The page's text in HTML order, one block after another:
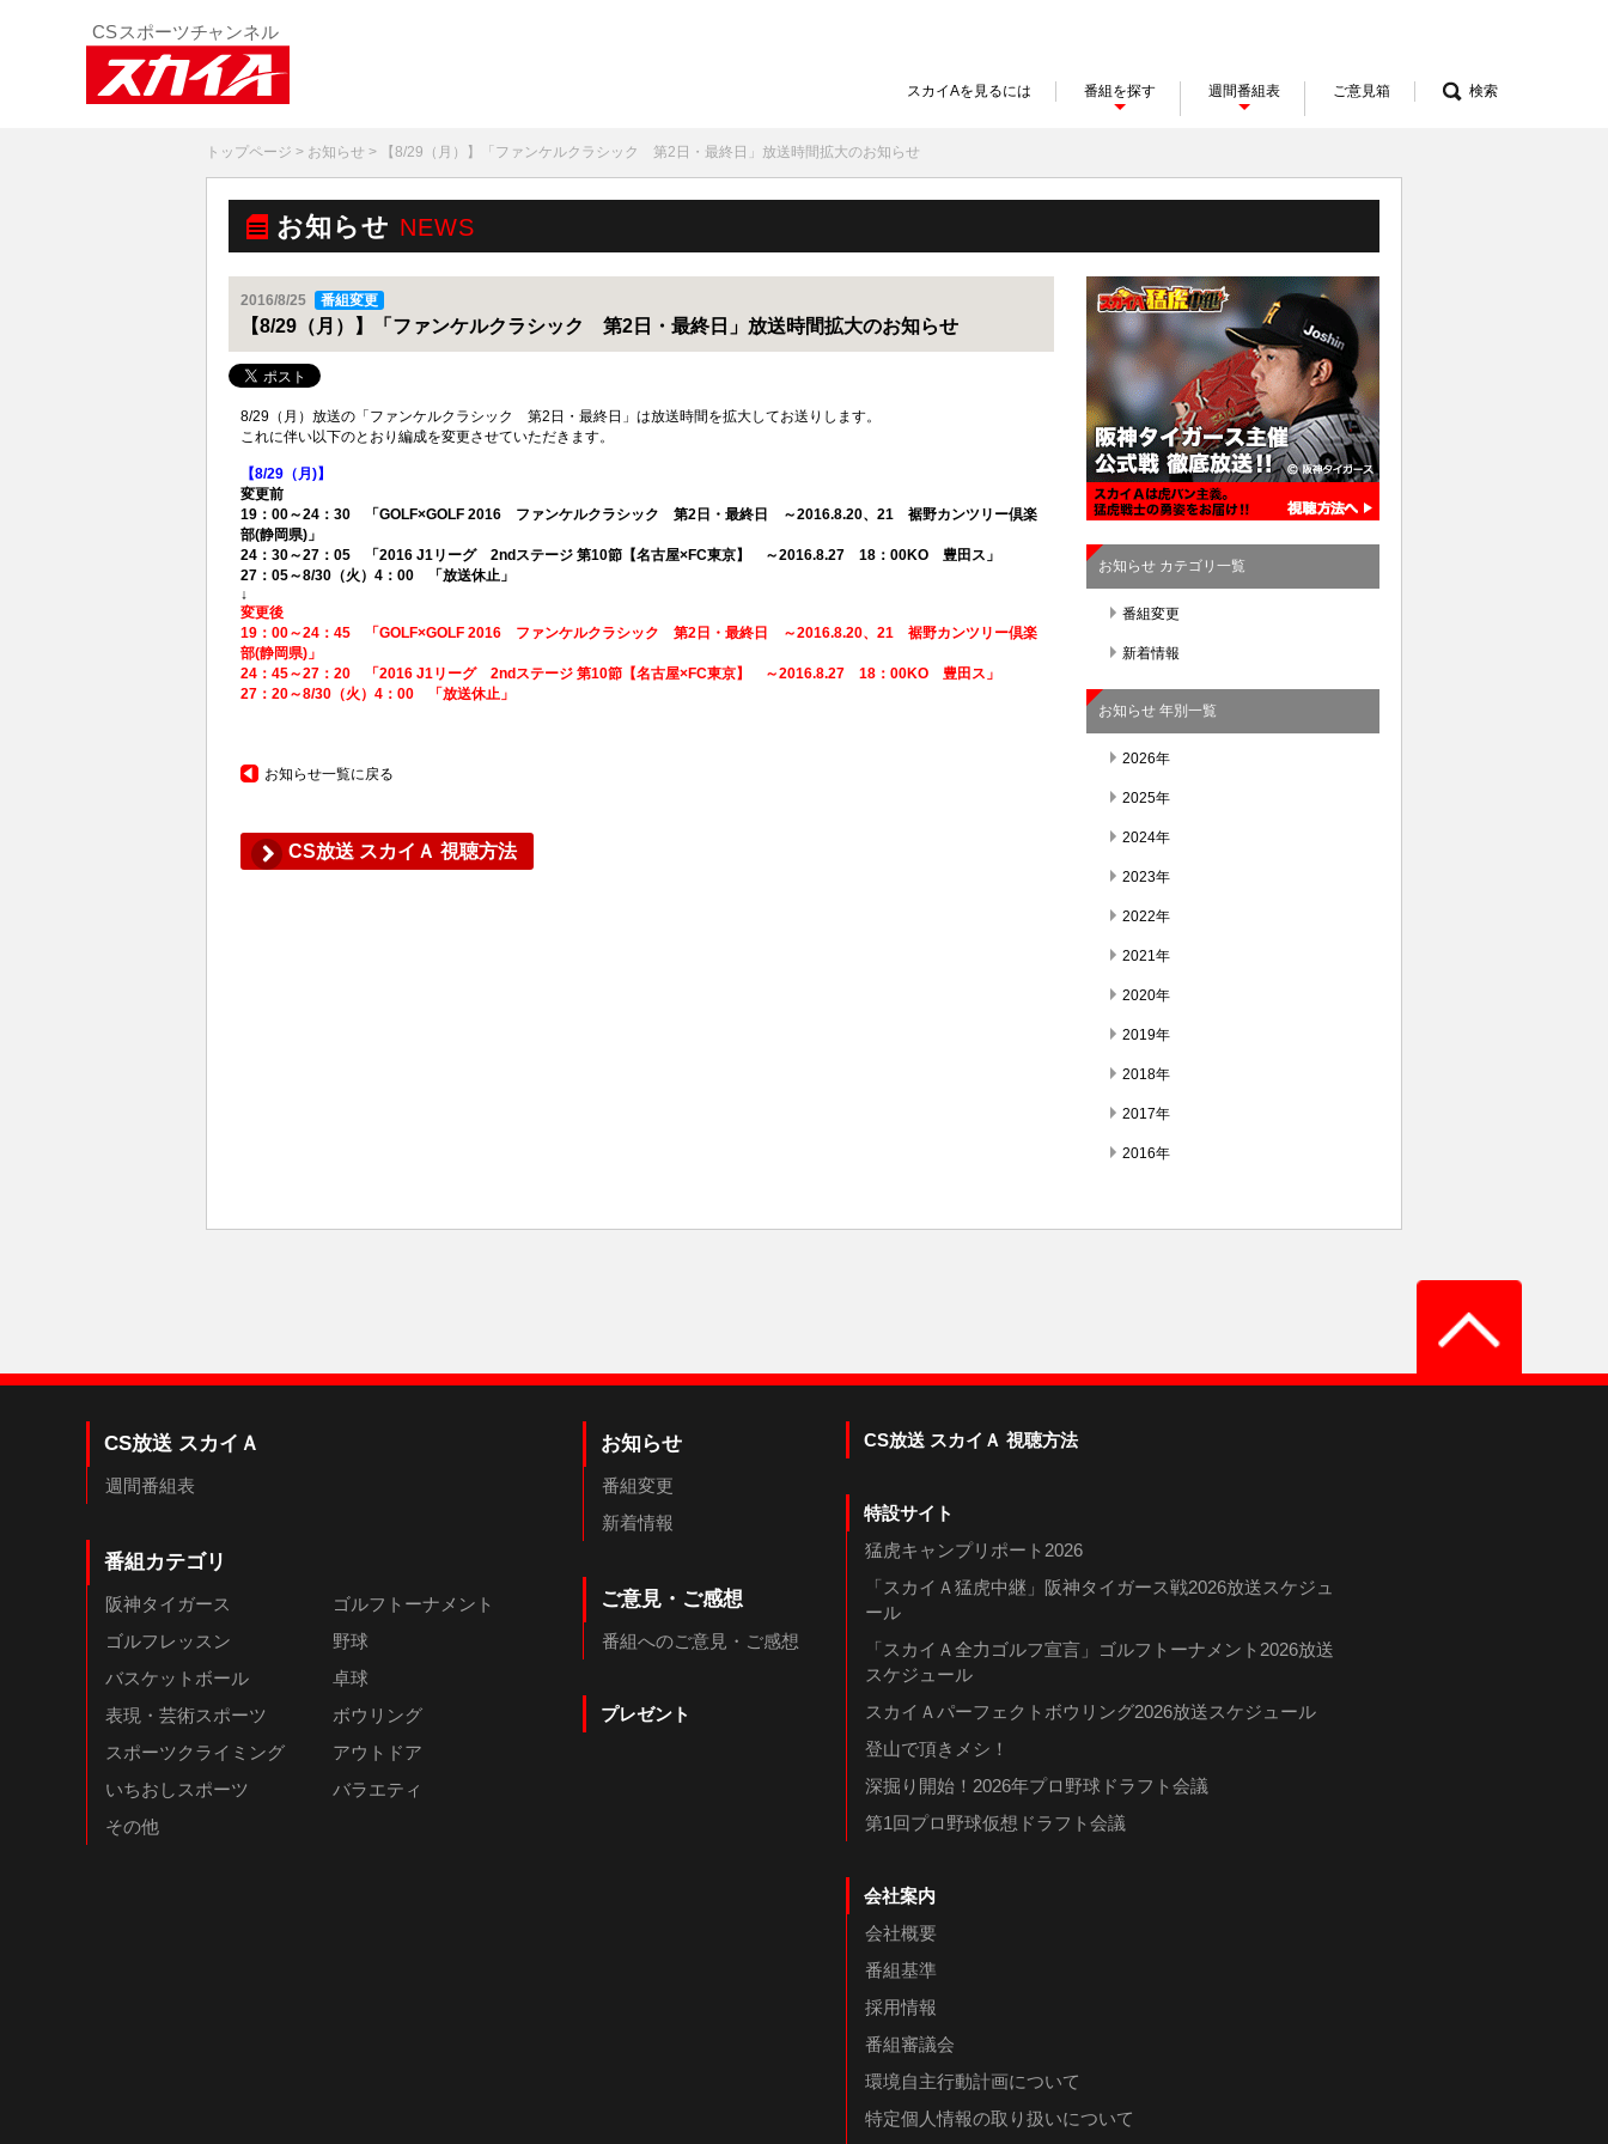
スカイAを見るには 番組を探す 週間番組表 ご意見箱 検索
トップページ > お知らせ > 【8/29（月）】「ファンケルクラシック 第2日・最終日」放送時間拡大のお知らせ
お知らせ NEWS
2016/8/25 番組変更
【8/29（月）】「ファンケルクラシック 第2日・最終日」放送時間拡大のお知らせ
8/29（月）放送の「ファンケルクラシック 第2日・最終日」は放送時間を拡大してお送りします。
これに伴い以下のとおり編成を変更させていただきます。
【8/29（月)】
変更前
19：00～24：30 「GOLF×GOLF 2016 ファンケルクラシック 第2日・最終日 ～2016.8.20、21 裾野カンツリー倶楽
部(静岡県)」
24：30～27：05 「2016 J1リーグ 2ndステージ 第10節【名古屋×FC東京】 ～2016.8.27 18：00KO 豊田ス」
27：05～8/30（火）4：00 「放送休止」
↓
変更後
19：00～24：45 「GOLF×GOLF 2016 ファンケルクラシック 第2日・最終日 ～2016.8.20、21 裾野カンツリー倶楽
部(静岡県)」
24：45～27：20 「2016 J1リーグ 2ndステージ 第10節【名古屋×FC東京】 ～2016.8.27 18：00KO 豊田ス」
27：20～8/30（火）4：00 「放送休止」
お知らせ一覧に戻る
CS放送 スカイＡ 視聴方法
お知らせ カテゴリ一覧
番組変更
新着情報
お知らせ 年別一覧
2026年
2025年
2024年
2023年
2022年
2021年
2020年
2019年
2018年
2017年
2016年
CS放送 スカイＡ
週間番組表
番組カテゴリ
阪神タイガース
ゴルフトーナメント
ゴルフレッスン
野球
バスケットボール
卓球
表現・芸術スポーツ
ボウリング
スポーツクライミング
アウトドア
いちおしスポーツ
バラエティ
その他
お知らせ
番組変更
新着情報
ご意見・ご感想
番組へのご意見・ご感想
プレゼント
CS放送 スカイＡ 視聴方法
特設サイト
猛虎キャンプリポート2026
「スカイＡ猛虎中継」阪神タイガース戦2026放送スケジュ
ール
「スカイＡ全力ゴルフ宣言」ゴルフトーナメント2026放送
スケジュール
スカイＡパーフェクトボウリング2026放送スケジュール
登山で頂きメシ！
深掘り開始！2026年プロ野球ドラフト会議
第1回プロ野球仮想ドラフト会議
会社案内
会社概要
番組基準
採用情報
番組審議会
環境自主行動計画について
特定個人情報の取り扱いについて